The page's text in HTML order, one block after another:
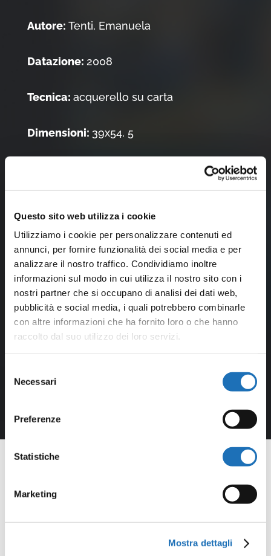
Questo sito web utilizza i cookie
Utilizziamo i cookie per personalizzare contenuti ed
annunci, per fornire funzionalità dei social media e per
analizzare il nostro traffico. Condividiamo inoltre
informazioni sul modo in cui utilizza il nostro sito con i
nostri partner che si occupano di analisi dei dati web,
pubblicità e social media, i quali potrebbero combinarle
con altre informazioni che ha fornito loro o che hanno
raccolto dal suo utilizzo dei loro servizi.
delNecessari
Preferenze
Statistiche
Marketing
Mostra dettagli
Autore: Tenti, Emanuela
Datazione: 2008
Tecnica: acquerello su carta
Dimensioni: 39x54, 5
Opere della